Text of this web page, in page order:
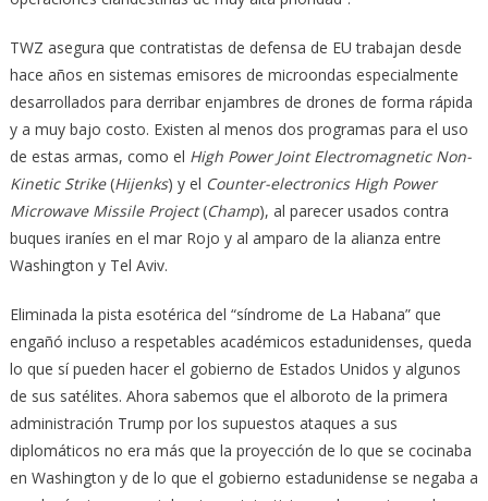
TWZ asegura que contratistas de defensa de EU trabajan desde
hace años en sistemas emisores de microondas especialmente
desarrollados para derribar enjambres de drones de forma rápida
y a muy bajo costo. Existen al menos dos programas para el uso
de estas armas, como el High Power Joint Electromagnetic Non-
Kinetic Strike(Hijenks) y el Counter-electronics High Power
Microwave Missile Project(Champ), al parecer usados contra
buques iraníes en el mar Rojo y al amparo de la alianza entre
Washington y Tel Aviv.
Eliminada la pista esotérica del “síndrome de La Habana” que
engañó incluso a respetables académicos estadunidenses, queda
lo que sí pueden hacer el gobierno de Estados Unidos y algunos
de sus satélites. Ahora sabemos que el alboroto de la primera
administración Trump por los supuestos ataques a sus
diplomáticos no era más que la proyección de lo que se cocinaba
en Washington y de lo que el gobierno estadunidense se negaba a